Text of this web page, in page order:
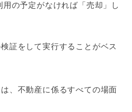
用の予定がなければ「売却」し
証をして実行することがベス
、不動産に係るすべての場面